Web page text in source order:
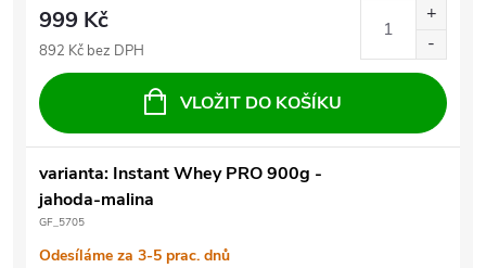
999 Kč
892 Kč bez DPH
VLOŽIT DO KOŠÍKU
varianta: Instant Whey PRO 900g -
jahoda-malina
GF_5705
Odesíláme za 3-5 prac. dnů